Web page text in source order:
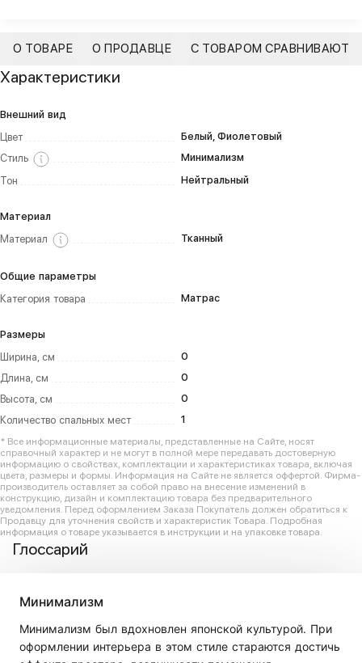
О ТОВАРЕ О ПРОДАВЦЕ С ТОВАРОМ СРАВНИВАЮТ
Характеристики
Внешний вид
Цвет
Белый, Фиолетовый
Стиль
Минимализм
Тон
Нейтральный
Материал
Материал
Тканный
Общие параметры
Категория товара
Матрас
Размеры
Ширина, см
0
Длина, см
0
Высота, см
0
Количество спальных мест
1
* Все информационные материалы, представленные на Сайте, носят
справочный характер и не могут в полной мере передавать достоверную
информацию о свойствах, комплектации и характеристиках товара, включая
цвета, размеры и формы. Информация на Сайте не является оффертой. Фирма-
производитель оставляет за собой право на внесение изменений в
конструкцию, дизайн и комплектацию товара без предварительного
уведомления. Перед оформлением Заказа Покупатель должен обратиться к
Продавцу для уточнения свойств и характеристик Товара. Подробная
информация о товаре указывается в инструкции и на упаковке товара.
Глоссарий
Минимализм
Минимализм был вдохновлен японской культурой. При
оформлении интерьера в этом стиле стараются достичь